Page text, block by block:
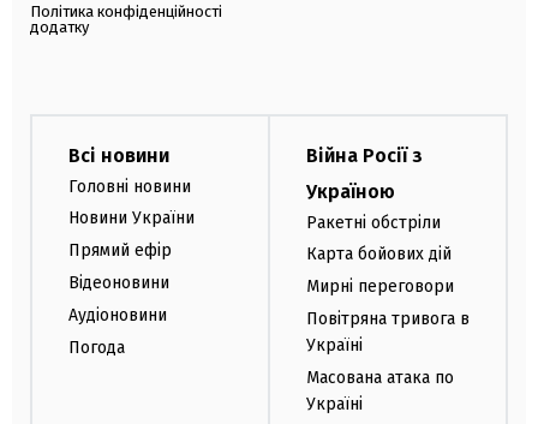
Політика конфіденційності
додатку
Всі новини
Головні новини
Новини України
Прямий ефір
Відеоновини
Аудіоновини
Погода
Війна Росії з
Україною
Ракетні обстріли
Карта бойових дій
Мирні переговори
Повітряна тривога в
Україні
Масована атака по
Україні